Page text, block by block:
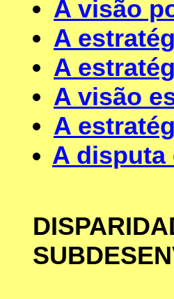
A visão
A
A
A visão
A
A disputa